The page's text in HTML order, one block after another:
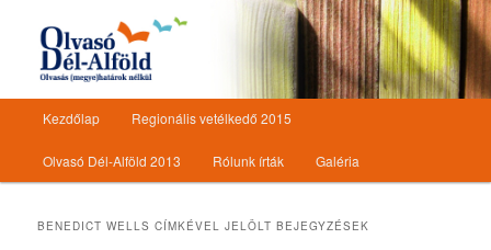
Olvasó Dél-Alföld
Olvasásnépszerűsítő programsorozat
Tovább az elsődleges tartalomra
Tovább a másodlagos tartalomra
Kezdőlap Regionális vetélkedő 2015
Olvasó Dél-Alföld 2013 Rólunk írták Galéria
BENEDICT WELLS CÍMKÉVEL JELÖLT BEJEGYZÉSEK